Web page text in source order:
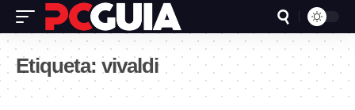
Etiqueta: vivaldi